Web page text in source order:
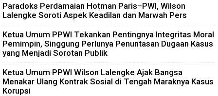
Paradoks Perdamaian Hotman Paris–PWI, Wilson
Lalengke Soroti Aspek Keadilan dan Marwah Pers
Ketua Umum PPWI Tekankan Pentingnya Integritas Moral
Pemimpin, Singgung Perlunya Penuntasan Dugaan Kasus
yang Menjadi Sorotan Publik
Ketua Umum PPWI Wilson Lalengke Ajak Bangsa
Menakar Ulang Kontrak Sosial di Tengah Maraknya Kasus
Korupsi